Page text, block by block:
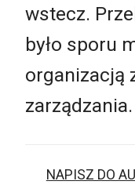
wstecz.
było sporu
organizacją
zarządzania.
NAPISZ DO